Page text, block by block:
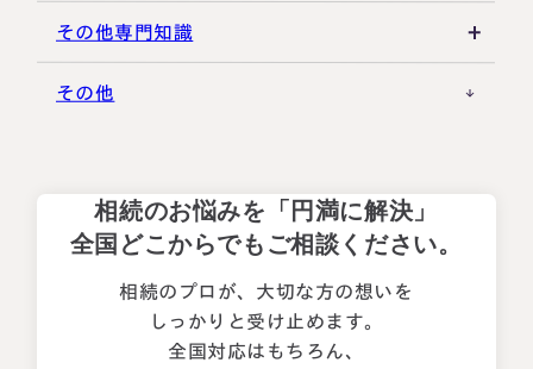
その他の相続対策
役員関連
事業承継税制
医療法人
税理士試験
税理士キャリア
米国関連
海外不動産
国外転出時課税
その他専門知識
事例紹介
その他
相続のお悩みを「円満に解決」
全国どこからでもご相談ください。
相続のプロが、大切な方の想いを
しっかりと受け止めます。
全国対応はもちろん、